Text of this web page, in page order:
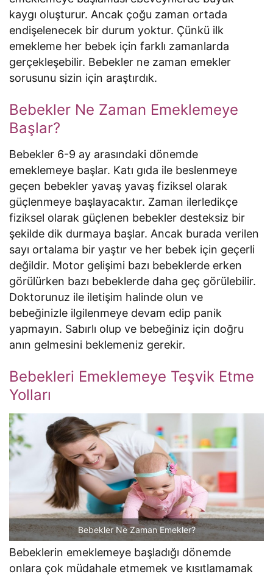
kaygı oluşturur. Ancak çoğu zaman ortada
endişelenecek bir durum yoktur. Çünkü ilk
emekleme her bebek için farklı zamanlarda
gerçekleşebilir. Bebekler ne zaman emekler
sorusunu sizin için araştırdık.
Bebekler Ne Zaman Emeklemeye
Başlar?
Bebekler 6-9 ay arasındaki dönemde
emeklemeye başlar. Katı gıda ile beslenmeye
geçen bebekler yavaş yavaş fiziksel olarak
güçlenmeye başlayacaktır. Zaman ilerledikçe
fiziksel olarak güçlenen bebekler desteksiz bir
şekilde dik durmaya başlar. Ancak burada verilen
sayı ortalama bir yaştır ve her bebek için geçerli
değildir. Motor gelişimi bazı bebeklerde erken
görülürken bazı bebeklerde daha geç görülebilir.
Doktorunuz ile iletişim halinde olun ve
bebeğinizle ilgilenmeye devam edip panik
yapmayın. Sabırlı olup ve bebeğiniz için doğru
anın gelmesini beklemeniz gerekir.
Bebekleri Emeklemeye Teşvik Etme
Yolları
Bebekler Ne Zaman Emekler?
Bebeklerin emeklemeye başladığı dönemde
onlara çok müdahale etmemek ve kısıtlamamak